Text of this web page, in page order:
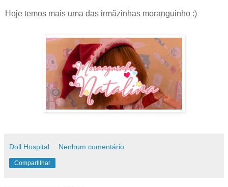
Hoje temos mais uma das irmãzinhas moranguinho :)
Doll Hospital Nenhum comentário:
Compartilhar